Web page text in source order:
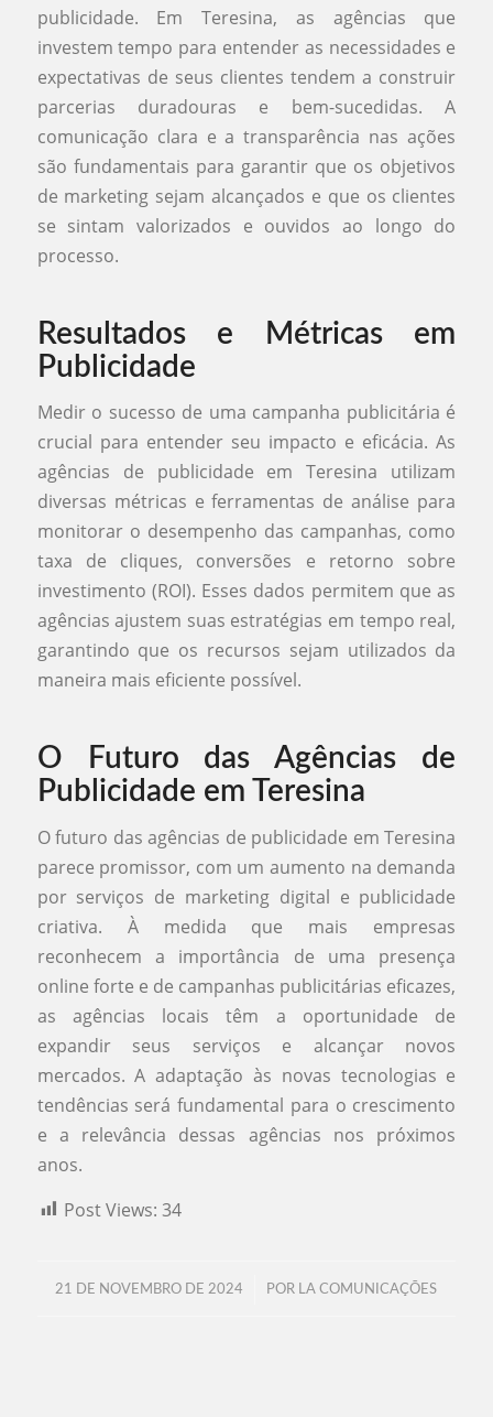
publicidade. Em Teresina, as agências que
investem tempo para entender as necessidades e
expectativas de seus clientes tendem a construir
parcerias duradouras e bem-sucedidas. A
comunicação clara e a transparência nas ações
são fundamentais para garantir que os objetivos
de marketing sejam alcançados e que os clientes
se sintam valorizados e ouvidos ao longo do
processo.
Resultados e Métricas em
Publicidade
Medir o sucesso de uma campanha publicitária é
crucial para entender seu impacto e eficácia. As
agências de publicidade em Teresina utilizam
diversas métricas e ferramentas de análise para
monitorar o desempenho das campanhas, como
taxa de cliques, conversões e retorno sobre
investimento (ROI). Esses dados permitem que as
agências ajustem suas estratégias em tempo real,
garantindo que os recursos sejam utilizados da
maneira mais eficiente possível.
O Futuro das Agências de
Publicidade em Teresina
O futuro das agências de publicidade em Teresina
parece promissor, com um aumento na demanda
por serviços de marketing digital e publicidade
criativa. À medida que mais empresas
reconhecem a importância de uma presença
online forte e de campanhas publicitárias eficazes,
as agências locais têm a oportunidade de
expandir seus serviços e alcançar novos
mercados. A adaptação às novas tecnologias e
tendências será fundamental para o crescimento
e a relevância dessas agências nos próximos
anos.
Post Views: 34
21 DE NOVEMBRO DE 2024
/ POR LA COMUNICAÇÕES